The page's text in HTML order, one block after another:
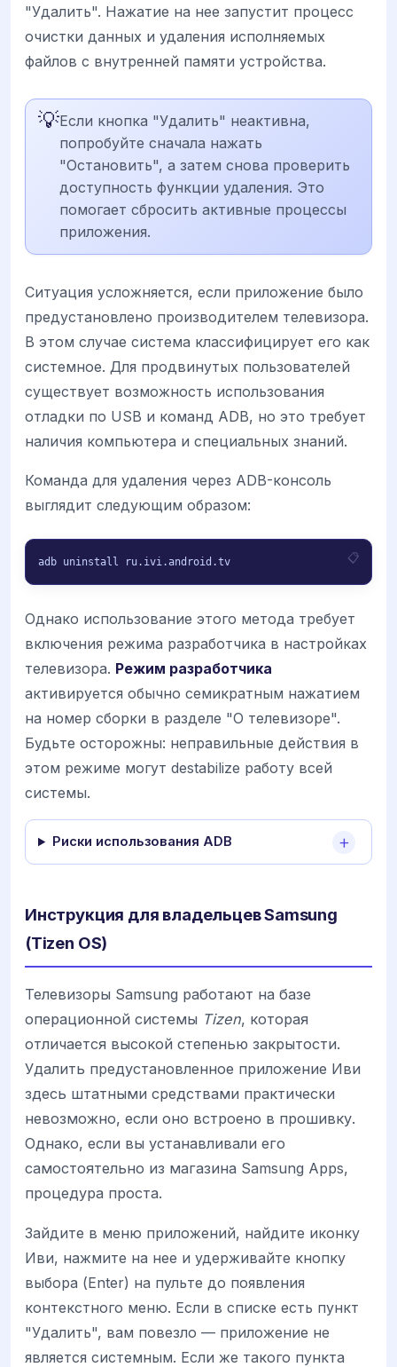
"Удалить". Нажатие на нее запустит процесс
очистки данных и удаления исполняемых
файлов с внутренней памяти устройства.
💡Если кнопка "Удалить" неактивна,
попробуйте сначала нажать
"Остановить", а затем снова проверить
доступность функции удаления. Это
помогает сбросить активные процессы
приложения.
Ситуация усложняется, если приложение было
предустановлено производителем телевизора.
В этом случае система классифицирует его как
системное. Для продвинутых пользователей
существует возможность использования
отладки по USB и команд ADB, но это требует
наличия компьютера и специальных знаний.
Команда для удаления через ADB-консоль
выглядит следующим образом:
adb uninstall ru.ivi.android.tv
Однако использование этого метода требует
включения режима разработчика в настройках
телевизора. Режим разработчика
активируется обычно семикратным нажатием
на номер сборки в разделе "О телевизоре".
Будьте осторожны: неправильные действия в
этом режиме могут destabilize работу всей
системы.
Риски использования ADB
Инструкция для владельцев Samsung
(Tizen OS)
Телевизоры Samsung работают на базе
операционной системы Tizen, которая
отличается высокой степенью закрытости.
Удалить предустановленное приложение Иви
здесь штатными средствами практически
невозможно, если оно встроено в прошивку.
Однако, если вы устанавливали его
самостоятельно из магазина Samsung Apps,
процедура проста.
Зайдите в меню приложений, найдите иконку
Иви, нажмите на нее и удерживайте кнопку
выбора (Enter) на пульте до появления
контекстного меню. Если в списке есть пункт
"Удалить", вам повезло — приложение не
является системным. Если же такого пункта